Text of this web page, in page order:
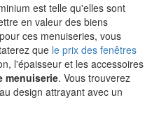
est telle qu'elles sont
en valeur des biens
ces menuiseries, vous
que le prix des fenêtres
l'épaisseur et les accessoires
menuiserie. Vous trouverez
design attrayant avec un